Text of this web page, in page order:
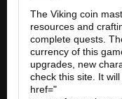
The Viking coin
resources and
complete quests.
currency of this
upgrades, new
check this site. It
href="